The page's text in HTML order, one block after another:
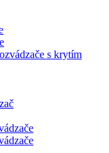
s krytím